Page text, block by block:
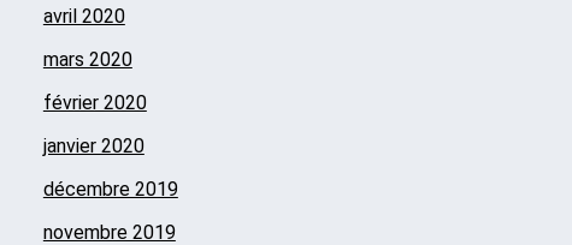
avril 2020
mars 2020
février 2020
janvier 2020
décembre 2019
novembre 2019